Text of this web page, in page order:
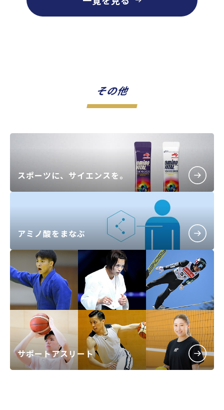
その他
スポーツに、 サイエンスを。
アミノ酸をまなぶ
サポートアスリート